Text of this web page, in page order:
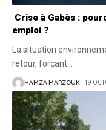
Crise à Gabès :
emploi ?
La situation
retour, forçant
HAMZA MARZOUK 19